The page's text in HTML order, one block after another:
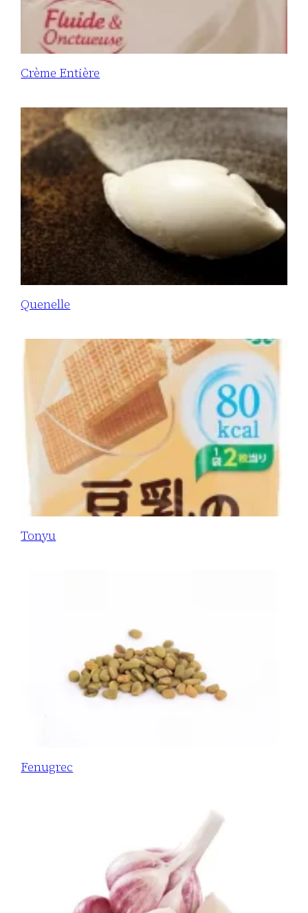
Crème Entière
Quenelle
Tonyu
Fenugrec